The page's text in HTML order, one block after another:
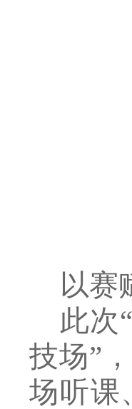
以赛
此次“
技场”
场听课